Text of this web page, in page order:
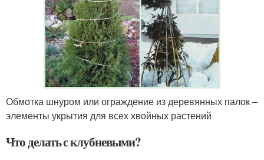
Обмотка шнуром или ограждение из деревянных палок –
элементы укрытия для всех хвойных растений
Что делать с клубневыми?